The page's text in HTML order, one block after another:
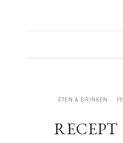
ETEN & DRINKEN